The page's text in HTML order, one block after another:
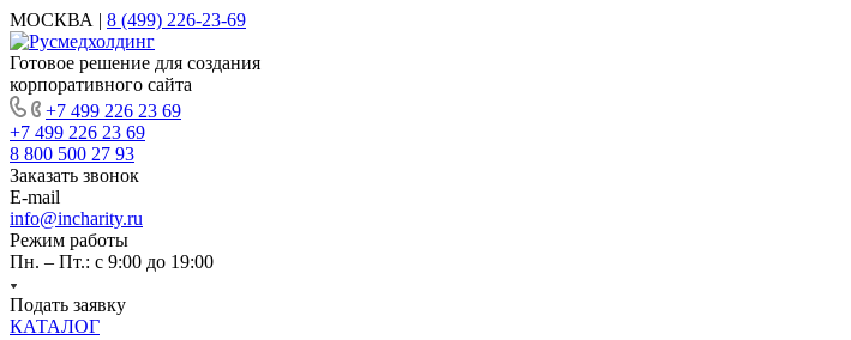
МОСКВА | 8 (499) 226-23-69
Готовое решение для создания
корпоративного сайта
+7 499 226 23 69
+7 499 226 23 69
8 800 500 27 93
Заказать звонок
E-mail
info@incharity.ru
Режим работы
Пн. – Пт.: с 9:00 до 19:00
Подать заявку
КАТАЛОГ